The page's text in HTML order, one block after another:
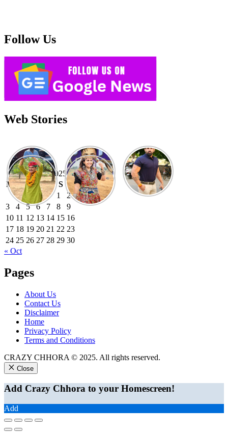
Follow Us
Web Stories
November 2025
M T W T F S
S
1
2
3
4 5 6 7 8
9
10 11 12 13 14 15 16
17 18 19 20 21 22 23
24 25 26 27 28 29 30
« Oct
Pages
About Us
Contact Us
Disclaimer
Home
Privacy Policy
Terms and Conditions
CRAZY CHHORA © 2025. All rights reserved.
Close
Add Crazy Chhora to your Homescreen!
Add